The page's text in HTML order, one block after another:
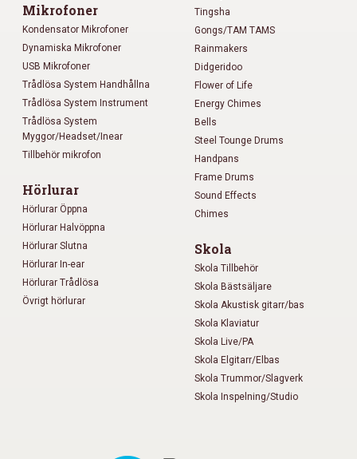
Mikrofoner
Kondensator Mikrofoner
Dynamiska Mikrofoner
USB Mikrofoner
Trådlösa System Handhållna
Trådlösa System Instrument
Trådlösa System
Myggor/Headset/Inear
Tillbehör mikrofon
Hörlurar
Hörlurar Öppna
Hörlurar Halvöppna
Hörlurar Slutna
Hörlurar In-ear
Hörlurar Trådlösa
Övrigt hörlurar
Tingsha
Gongs/TAM TAMS
Rainmakers
Didgeridoo
Flower of Life
Energy Chimes
Bells
Steel Tounge Drums
Handpans
Frame Drums
Sound Effects
Chimes
Skola
Skola Tillbehör
Skola Bästsäljare
Skola Akustisk gitarr/bas
Skola Klaviatur
Skola Live/PA
Skola Elgitarr/Elbas
Skola Trummor/Slagverk
Skola Inspelning/Studio